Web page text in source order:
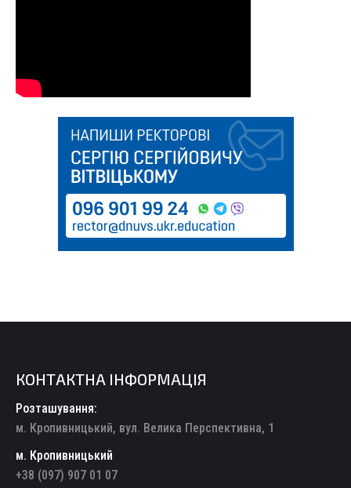
КОНТАКТНА ІНФОРМАЦІЯ
Розташування:
м. Кропивницький, вул. Велика Перспективна, 1
м. Кропивницький
+38 (097) 907 01 07